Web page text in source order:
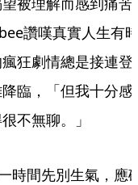
讚嘆真實人生有
狂劇情總是接連登
臨，「但我十分感
不無聊。」
時間先別生氣，應